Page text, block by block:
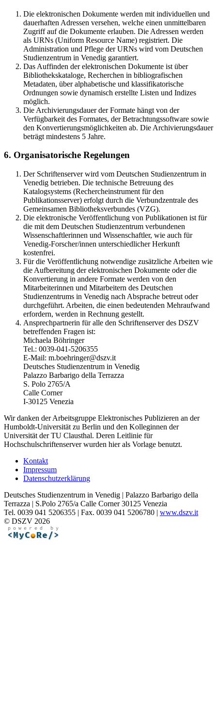
Die elektronischen Dokumente werden mit individuellen und
dauerhaften Adressen versehen, welche einen unmittelbaren
Zugriff auf die Dokumente erlauben. Die Adressen werden
als URNs (Uniform Resource Name) registriert. Die
Administration und Pflege der URNs wird vom Deutschen
Studienzentrum in Venedig garantiert.
Das Auffinden der elektronischen Dokumente ist über
Bibliothekskataloge, Recherchen in bibliografischen
Metadaten, über alphabetische und klassifikatorische
Ordnungen sowie dynamisch erstellte Listen und Indizes
möglich.
Die Archivierungsdauer der Formate hängt von der
Verfügbarkeit des Formates, der Betrachtungssoftware sowie
den Konvertierungsmöglichkeiten ab. Die Archivierungsdauer
beträgt mindestens 5 Jahre.
6. Organisatorische Regelungen
Der Schriftenserver wird vom Deutschen Studienzentrum in
Venedig betrieben. Die technische Betreuung des
Katalogsystems (Rechercheinstrument für den
Publikationsserver) erfolgt durch die Verbundzentrale des
Gemeinsamen Bibliotheksverbundes (VZG).
Die elektronische Veröffentlichung von Publikationen ist für
die mit dem Deutschen Studienzentrum verbundenen
Wissenschaftlerinnen und Wissenschaftler, wie auch für
Venedig-Forscher/innen unterschiedlicher Herkunft
kostenfrei.
Für die Veröffentlichung notwendige zusätzliche Arbeiten wie
die Aufbereitung der elektronischen Dokumente oder die
Konvertierung in andere Formate werden von den
Mitarbeiterinnen und Mitarbeitern des Deutschen
Studienzentrums in Venedig nach Absprache betreut oder
durchgeführt. Arbeiten, die einen bedeutenden Mehraufwand
erfordern, werden in Rechnung gestellt.
Ansprechpartnerin für alle den Schriftenserver des DSZV
betreffenden Fragen ist:
Michaela Böhringer
Tel.: 0039-041-5206355
E-Mail: m.boehringer@dszv.it
Deutsches Studienzentrum in Venedig
Palazzo Barbarigo della Terrazza
S. Polo 2765/A
Calle Corner
I-30125 Venezia
Wir danken der Arbeitsgruppe Elektronisches Publizieren an der
Humboldt-Universität zu Berlin und den Kolleginnen der
Universität der TU Clausthal. Deren Leitlinie für
Hochschulschriftenserver wurden hier als Vorlage benutzt.
Kontakt
Impressum
Datenschutzerklärung
Deutsches Studienzentrum in Venedig | Palazzo Barbarigo della
Terrazza | S.Polo 2765/a Calle Corner 30125 Venezia
Tel. 0039 041 5206355 | Fax. 0039 041 5206780 | www.dszv.it
© DSZV 2026